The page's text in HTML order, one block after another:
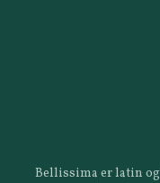
Bellissima er latin